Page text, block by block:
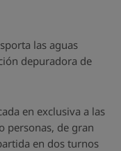
las aguas
depuradora de
en exclusiva a las
personas, de gran
en dos turnos